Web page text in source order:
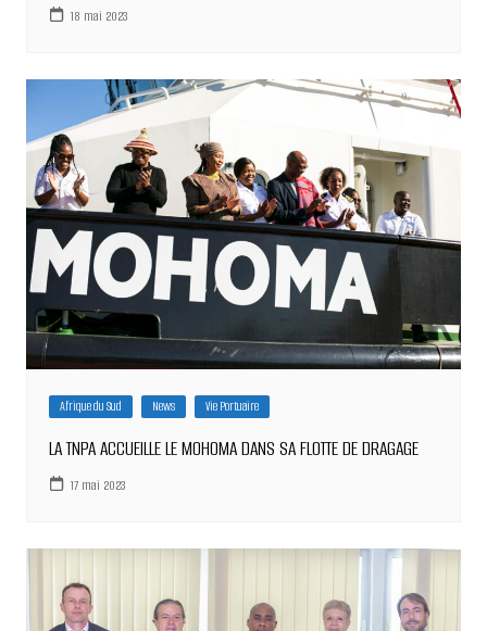
18 mai 2023
Afrique du Sud News Vie Portuaire
LA TNPA ACCUEILLE LE MOHOMA DANS SA FLOTTE DE DRAGAGE
17 mai 2023